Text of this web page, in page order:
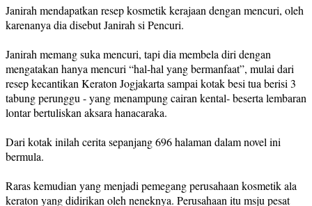
Janirah mendapatkan resep kosmetik kerajaan dengan mencuri, oleh
karenanya dia disebut Janirah si Pencuri.
Janirah memang suka mencuri, tapi dia membela diri dengan
mengatakan hanya mencuri “hal-hal yang bermanfaat”, mulai dari
resep kecantikan Keraton Jogjakarta sampai kotak besi tua berisi 3
tabung perunggu - yang menampung cairan kental- beserta lembaran
lontar bertuliskan aksara hanacaraka.
Dari kotak inilah cerita sepanjang 696 halaman dalam novel ini
bermula.
Raras kemudian yang menjadi pemegang perusahaan kosmetik ala
keraton yang didirikan oleh neneknya. Perusahaan itu msju pesat